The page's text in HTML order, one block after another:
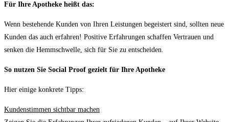
Für Ihre Apotheke heißt das:
Wenn bestehende Kunden von Ihren Leistungen begeistert sind, sollten neue
Kunden das auch erfahren! Positive Erfahrungen schaffen Vertrauen und
senken die Hemmschwelle, sich für Sie zu entscheiden.
So nutzen Sie Social Proof gezielt für Ihre Apotheke
Hier einige konkrete Tipps:
Kundenstimmen sichtbar machen